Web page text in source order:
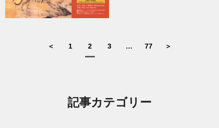
＜ 1 2 3 … 77 ＞
記事カテゴリー